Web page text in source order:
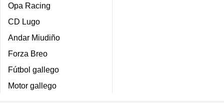
Opa Racing
CD Lugo
Andar Miudiño
Forza Breo
Fútbol gallego
Motor gallego